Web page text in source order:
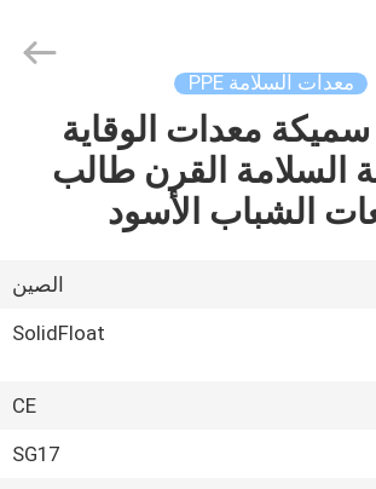
معدات السلامة PPE
23mm سميكة معدات الوقاية
السلامة القرن طالب
الشباب الأسود
الصين
SolidFloat
CE
SG17